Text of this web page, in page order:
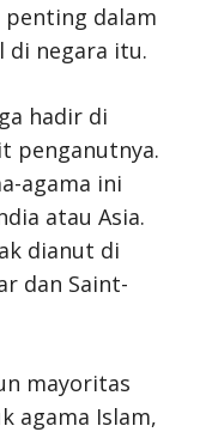
dalam
di negara itu.
hadir di
penganutnya.
agama ini
atau Asia.
dianut di
dan Saint-
mayoritas
agama Islam,